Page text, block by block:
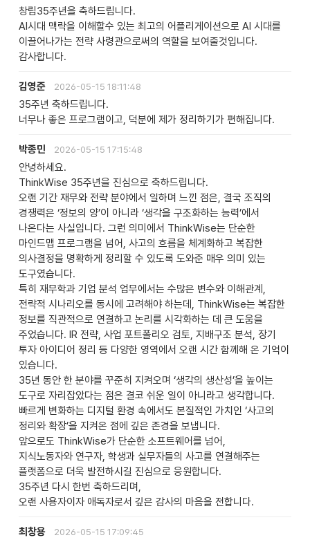
창립35주년을 축하드립니다.
AI시대 맥락을 이해할수 있는 최고의 어플리게이션으로 AI 시대를
이끌어나가는 전략 사령관으로써의 역할을 보여줄것입니다.
감사합니다.
김영준 2026-05-15 18:11:48
35주년 축하드립니다.
너무나 좋은 프로그램이고, 덕분에 제가 정리하기가 편해집니다.
박종민 2026-05-15 17:15:48
안녕하세요.
ThinkWise 35주년을 진심으로 축하드립니다.
오랜 기간 재무와 전략 분야에서 일하며 느낀 점은, 결국 조직의
경쟁력은 ‘정보의 양’이 아니라 ‘생각을 구조화하는 능력’에서
나온다는 사실입니다. 그런 의미에서 ThinkWise는 단순한
마인드맵 프로그램을 넘어, 사고의 흐름을 체계화하고 복잡한
의사결정을 명확하게 정리할 수 있도록 도와준 매우 의미 있는
도구였습니다.
특히 재무학과 기업 분석 업무에서는 수많은 변수와 이해관계,
전략적 시나리오를 동시에 고려해야 하는데, ThinkWise는 복잡한
정보를 직관적으로 연결하고 논리를 시각화하는 데 큰 도움을
주었습니다. IR 전략, 사업 포트폴리오 검토, 지배구조 분석, 장기
투자 아이디어 정리 등 다양한 영역에서 오랜 시간 함께해 온 기억이
있습니다.
35년 동안 한 분야를 꾸준히 지켜오며 ‘생각의 생산성’을 높이는
도구로 자리잡았다는 점은 결코 쉬운 일이 아니라고 생각합니다.
빠르게 변화하는 디지털 환경 속에서도 본질적인 가치인 ‘사고의
정리와 확장’을 지켜온 점에 깊은 존경을 보냅니다.
앞으로도 ThinkWise가 단순한 소프트웨어를 넘어,
지식노동자와 연구자, 학생과 실무자들의 사고를 연결해주는
플랫폼으로 더욱 발전하시길 진심으로 응원합니다.
35주년 다시 한번 축하드리며,
오랜 사용자이자 애독자로서 깊은 감사의 마음을 전합니다.
최창용 2026-05-15 17:09:45